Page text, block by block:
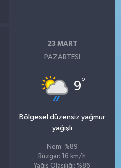
23 MART
PAZARTESI
9°
Bölgesel düzensiz yağmur
yağışlı
Nem: %89
Rüzgar: 16 km/h
Yağış Olasılığı: %86